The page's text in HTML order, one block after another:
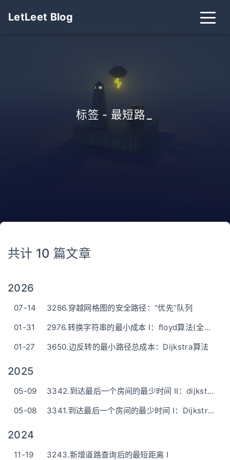
LetLeet Blog
标签 - 最短路
共计 10 篇文章
2026
07-14
3286.穿越网格图的安全路径：“优先”队列
01-31
2976.转换字符串的最小成本 I：floyd算法(全源最短路)
01-27
3650.边反转的最小路径总成本：Dijkstra算法
2025
05-09
3342.到达最后一个房间的最少时间 II：dijkstra算法(和I一样)
05-08
3341.到达最后一个房间的最少时间 I：Dijkstra算法（类似深搜）-简短清晰的话描述
2024
11-19 3243.新增道路查询后的最短距离 I